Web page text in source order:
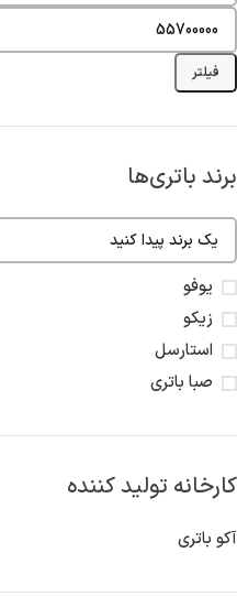
فیلتر
برند باتری‌ها
یوفو
زیکو
استارسل
صبا باتری
کارخانه تولید کننده
آکو باتری